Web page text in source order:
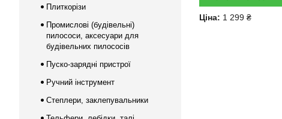
Ціна: 1 299 ₴
Плиткорізи
Промислові (будівельні)
пилососи, аксесуари для
будівельних пилососів
Пуско-зарядні пристрої
Ручний інструмент
Степлери, заклепувальники